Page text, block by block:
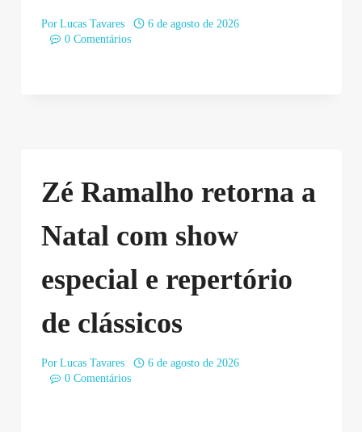
Por Lucas Tavares
6 de agosto de 2026
0 Comentários
Zé Ramalho retorna a
Natal com show
especial e repertório
de clássicos
Por Lucas Tavares
6 de agosto de 2026
0 Comentários